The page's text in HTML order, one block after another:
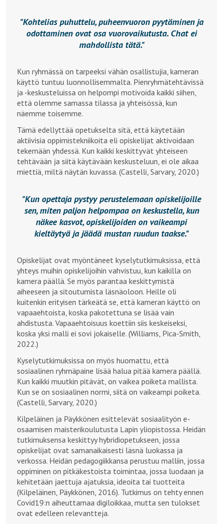
Kohtelias puhuttelu, puheenvuoron pyytäminen ja
odottaminen ovat osa vuorovaikutusta. Chat ei
mahdollista tätä.
Kun ryhmässä on tarpeeksi vähän osallistujia, kameran
käyttö tuntuu luonnollisemmalta. Pienryhmätehtävissä
ja -keskusteluissa on helpompi motivoida kaikki siihen,
että olemme samassa tilassa ja yhteisössä, kun
näemme toisemme.
Tämä edellyttää opetukselta sitä, että käytetään
aktiivisia oppimistekniikoita eli opiskelijat aktivoidaan
tekemään yhdessä. Kun kaikki keskittyvät yhteiseen
tehtävään ja siitä käytävään keskusteluun, ei ole aikaa
miettiä, miltä näytän kuvassa. (Castelli, Sarvary, 2020.)
Kun opettaja pystyy perustelemaan opiskelijoille
sen, miten paljon helpompaa on keskustella, kun
näkee kasvot, opiskelijoiden on vaikeampi
kieltäytyä ja jäädä mustan ruudun taakse.
Opiskelijat ovat myöntäneet kyselytutkimuksissa, että
yhteys muihin opiskelijoihin vahvistuu, kun kaikilla on
kamera päällä. Se myös parantaa keskittymistä
aiheeseen ja sitoutumista läsnäoloon. Heille oli
kuitenkin erityisen tärkeätä se, että kameran käyttö on
vapaaehtoista, koska pakotettuna se lisää vain
ahdistusta. Vapaaehtoisuus koettiin siis keskeiseksi,
koska yksi malli ei sovi jokaiselle. (Williams, Pica-Smith,
2022.)
Kyselytutkimuksissa on myös huomattu, että
sosiaalinen ryhmäpaine lisää halua pitää kamera päällä.
Kun kaikki muutkin pitävät, on vaikea poiketa mallista.
Kun se on sosiaalinen normi, siitä on vaikeampi poiketa.
(Castelli, Sarvary, 2020.)
Kilpeläinen ja Päykkönen esittelevät sosiaalityön e-
osaamisen maisterikoulutusta Lapin yliopistossa. Heidän
tutkimuksensa keskittyy hybridiopetukseen, jossa
opiskelijat ovat samanaikaisesti läsnä luokassa ja
verkossa. Heidän pedagogiikkansa perustuu malliin, jossa
oppiminen on pitkäkestoista toimintaa, jossa luodaan ja
kehitetään jaettuja ajatuksia, ideoita tai tuotteita
(Kilpeläinen, Päykkönen, 2016). Tutkimus on tehty ennen
Covid19:n aiheuttamaa digiloikkaa, mutta sen tulokset
ovat edelleen relevantteja.